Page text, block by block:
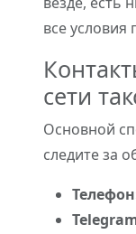
все условия
сети
Основной
следите за